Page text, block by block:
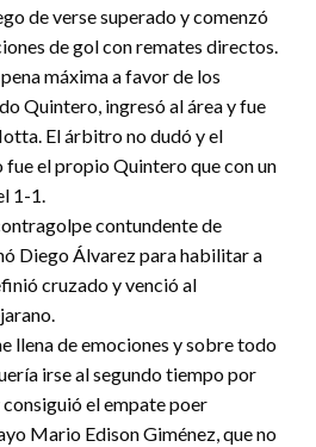
de verse superado y comenzó
de gol con remates directos.
máxima a favor de los
Quintero, ingresó al área y fue
El árbitro no dudó y el
el propio Quintero que con un
1-1.
contundente de
Diego Álvarez para habilitar a
cruzado y venció al
llena de emociones y sobre todo
irse al segundo tiempo por
el empate poer
Mario Edison Giménez, que no